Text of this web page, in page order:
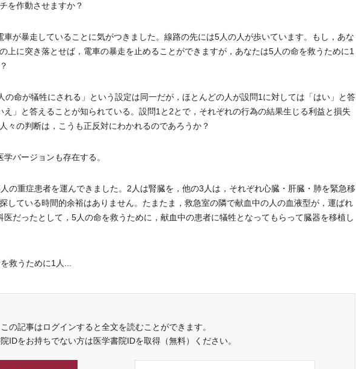
を作動させますか？
車が暴走していることに気がつきました。線路の先には5人の人が歩いています。もし，あな
上に突き落とせば，電車の暴走を止めることができますが，あなたは5人の命を救うために1
命が犠牲にされる」という設定は同一だが，ほとんどの人が設問1に対しては「はい」と答
」と答えることが知られている。設問1と2とで，それぞれの行為の結果生じる利益と損失
々の判断は，こうも正反対にわかれるのであろうか？
バージョンも存在する。
の重症患者を運んできました。2人は腎臓を，他の3人は，それぞれ心臓・肝臓・肺を緊急移
している時間的余裕はありません。たまたま，救急室の隣で献血中の人の血液型が，運ばれ
だったとして，5人の命を救うために，献血中の患者に犠牲となってもらって臓器を移植し
救うために1人...
この記事はログインすると全文を読むことができます。
IDをお持ちでない方は医学書院IDを取得（無料）ください。